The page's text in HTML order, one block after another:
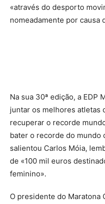
«através do desporto
nomeadamente por causa
Na sua 30ª edição, a EDP
juntar os melhores atletas
recuperar o recorde
bater o recorde do mundo
salientou Carlos Móia,
de «100 mil euros
feminino».
O presidente do